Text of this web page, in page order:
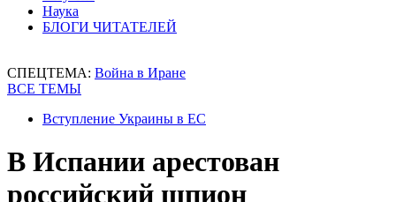
Наука
БЛОГИ ЧИТАТЕЛЕЙ
СПЕЦТЕМА: Война в Иране
ВСЕ ТЕМЫ
Вступление Украины в ЕС
В Испании арестован
российский шпион